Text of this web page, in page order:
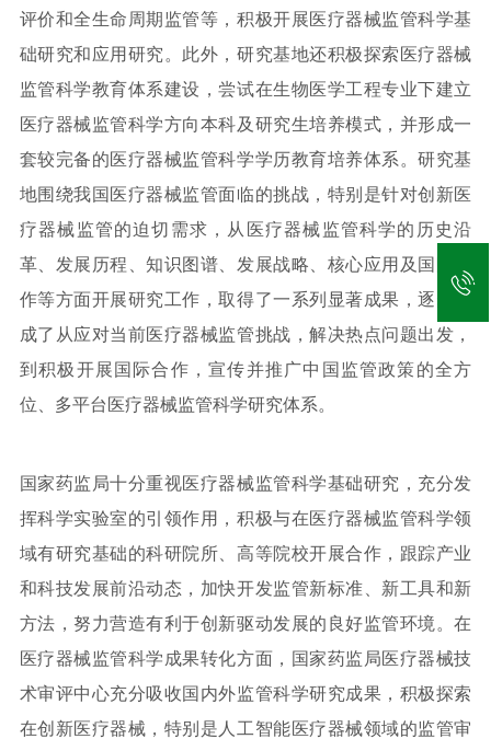
评价和全生命周期监管等，积极开展医疗器械监管科学基
础研究和应用研究。此外，研究基地还积极探索医疗器械
监管科学教育体系建设，尝试在生物医学工程专业下建立
医疗器械监管科学方向本科及研究生培养模式，并形成一
套较完备的医疗器械监管科学学历教育培养体系。研究基
地围绕我国医疗器械监管面临的挑战，特别是针对创新医
疗器械监管的迫切需求，从医疗器械监管科学的历史沿
革、发展历程、知识图谱、发展战略、核心应用及国际合
作等方面开展研究工作，取得了一系列显著成果，逐步形
成了从应对当前医疗器械监管挑战，解决热点问题出发，
到积极开展国际合作，宣传并推广中国监管政策的全方
位、多平台医疗器械监管科学研究体系。
国家药监局十分重视医疗器械监管科学基础研究，充分发
挥科学实验室的引领作用，积极与在医疗器械监管科学领
域有研究基础的科研院所、高等院校开展合作，跟踪产业
和科技发展前沿动态，加快开发监管新标准、新工具和新
方法，努力营造有利于创新驱动发展的良好监管环境。在
医疗器械监管科学成果转化方面，国家药监局医疗器械技
术审评中心充分吸收国内外监管科学研究成果，积极探索
在创新医疗器械，特别是人工智能医疗器械领域的监管审